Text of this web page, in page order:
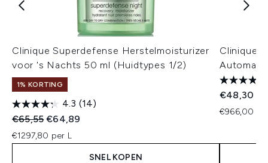
Clinique Superdefense Herstelmoisturizer
voor 's Nachts 50 ml (Huidtypes 1/2)
1% KORTING
4.3 (14)
Recommended Retail Price:
€65,55Huidige prijs:
€64,89
€1297,80 per L
SNEL KOPEN
Clinique
€48,30
€966,00